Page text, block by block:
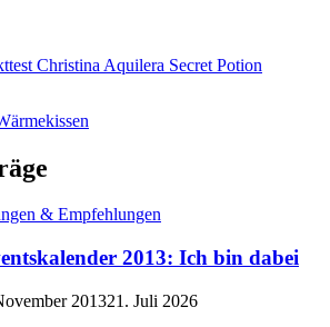
Christina Aquilera Secret Potion
& Empfehlungen
2013: Ich bin dabei
201321. Juli 2026